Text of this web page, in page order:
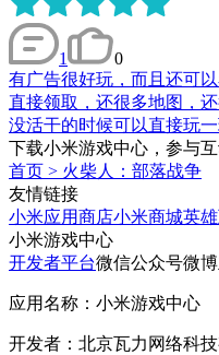
1
0
有广告很好玩，而且还可
直接领取，还很多地图，
没活干的时候可以直接玩
下载小米游戏中心，参与互
首页 > 火柴人：部落战争
友情链接
小米应用商店小米商城英
小米游戏中心
开发者平台微信公众号微
应用名称：小米游戏中心
开发者：北京瓦力网络科